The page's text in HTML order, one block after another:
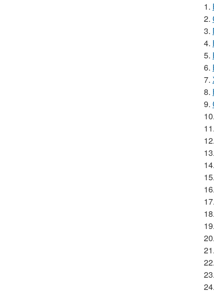
1.
2.
3.
4.
5.
6.
7.
8.
9.
10.
11.
12.
13.
14.
15.
16.
17.
18.
19.
20.
21.
22.
23.
24.